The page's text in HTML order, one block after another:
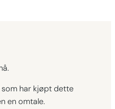
som har kjøpt dette
en omtale.